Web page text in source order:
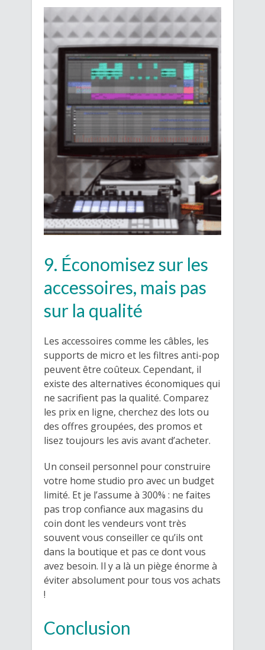
9. Économisez sur les
accessoires, mais pas
sur la qualité
Les accessoires comme les câbles, les
supports de micro et les filtres anti-pop
peuvent être coûteux. Cependant, il
existe des alternatives économiques qui
ne sacrifient pas la qualité. Comparez
les prix en ligne, cherchez des lots ou
des offres groupées, des promos et
lisez toujours les avis avant d’acheter.
Un conseil personnel pour construire
votre home studio pro avec un budget
limité. Et je l’assume à 300% : ne faites
pas trop confiance aux magasins du
coin dont les vendeurs vont très
souvent vous conseiller ce qu’ils ont
dans la boutique et pas ce dont vous
avez besoin. Il y a là un piège énorme à
éviter absolument pour tous vos achats
!
Conclusion